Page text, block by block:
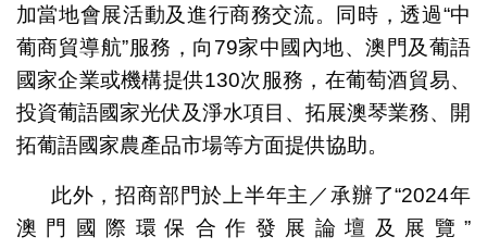
加當地會展活動及進行商務交流。同時，透過“中
葡商貿導航”服務，向79家中國內地、澳門及葡語
國家企業或機構提供130次服務，在葡萄酒貿易、
投資葡語國家光伏及淨水項目、拓展澳琴業務、開
拓葡語國家農產品市場等方面提供協助。
此外，招商部門於上半年主／承辦了“2024年
澳門國際環保合作發展論壇及展覽”